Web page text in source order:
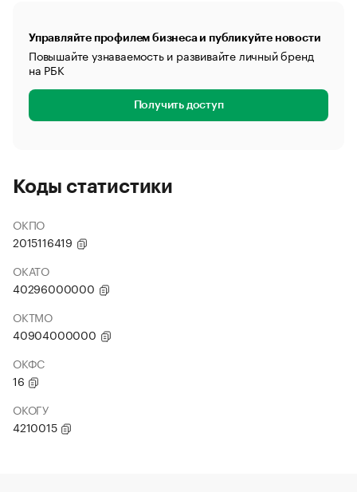
Управляйте профилем бизнеса и публикуйте новости
Повышайте узнаваемость и развивайте личный бренд
на РБК
Получить доступ
Коды статистики
ОКПО
2015116419
ОКАТО
40296000000
ОКТМО
40904000000
ОКФС
16
ОКОГУ
4210015